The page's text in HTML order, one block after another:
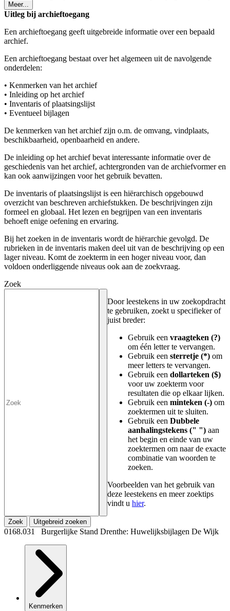
Meer...
Uitleg bij archieftoegang
Een archieftoegang geeft uitgebreide informatie over een bepaald
archief.
Een archieftoegang bestaat over het algemeen uit de navolgende
onderdelen:
• Kenmerken van het archief
• Inleiding op het archief
• Inventaris of plaatsingslijst
• Eventueel bijlagen
De kenmerken van het archief zijn o.m. de omvang, vindplaats,
beschikbaarheid, openbaarheid en andere.
De inleiding op het archief bevat interessante informatie over de
geschiedenis van het archief, achtergronden van de archiefvormer en
kan ook aanwijzingen voor het gebruik bevatten.
De inventaris of plaatsingslijst is een hiërarchisch opgebouwd
overzicht van beschreven archiefstukken. De beschrijvingen zijn
formeel en globaal. Het lezen en begrijpen van een inventaris
behoeft enige oefening en ervaring.
Bij het zoeken in de inventaris wordt de hiërarchie gevolgd. De
rubrieken in de inventaris maken deel uit van de beschrijving op een
lager niveau. Komt de zoekterm in een hoger niveau voor, dan
voldoen onderliggende niveaus ook aan de zoekvraag.
Zoek
Door leestekens in uw zoekopdracht
te gebruiken, zoekt u specifieker of
juist breder:
Gebruik een vraagteken (?)
om één letter te vervangen.
Gebruik een sterretje (*) om
meer letters te vervangen.
Gebruik een dollarteken ($)
voor uw zoekterm voor
resultaten die op elkaar lijken.
Gebruik een minteken (-) om
zoektermen uit te sluiten.
Gebruik een Dubbele
aanhalingstekens (" ") aan
het begin en einde van uw
zoektermen om naar de exacte
combinatie van woorden te
zoeken.
Voorbeelden van het gebruik van
deze leestekens en meer zoektips
vindt u hier.
Zoek Uitgebreid zoeken
0168.031 Burgerlijke Stand Drenthe: Huwelijksbijlagen De Wijk
Kenmerken